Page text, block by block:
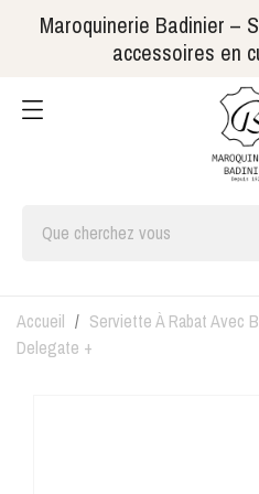
Maroquinerie Badinier –
accessoires en
Accueil Serviette À Rabat Avec
Delegate +